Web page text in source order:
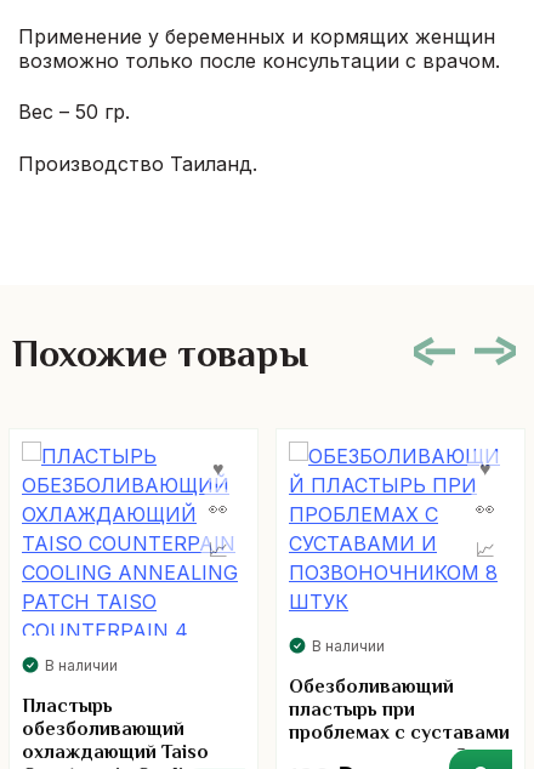
Применение у беременных и кормящих женщин
возможно только после консультации с врачом.
Вес – 50 гр.
Производство Таиланд.
Похожие товары
В наличии
Пластырь
обезболивающий
охлаждающий Taiso
В наличии
Обезболивающий
пластырь при
проблемах с суставами
и позвоночником 8